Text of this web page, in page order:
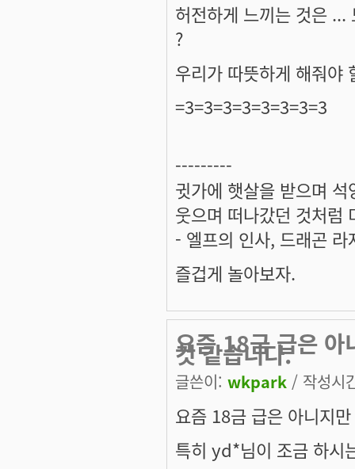
허전하게 느끼는 것은 ...
?
우리가 따뜻하게 해줘야
=3=3=3=3=3=3=3=3
---------
귓가에 햇살을 받으며
웃으며 떠나갔던 것처럼
- 엘프의 인사, 드래곤 라
즐겁게 놀아보자.
요즘 18금 급은 아
것 같습니다.
글쓴이: wkpark / 작성시
요즘 18금 급은 아니지
특히 yd*님이 조금 하시